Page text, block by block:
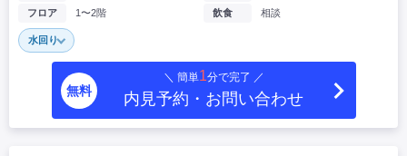
フロア
1〜2階
飲食
相談
水回り
無料
＼ 簡単1分で完了 ／
内見予約・お問い合わせ